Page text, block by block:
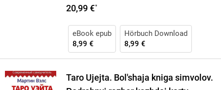
20,99 €*
eBook epub
8,99 €
Hörbuch Download
8,99 €
Taro Ujejta. Bol'shaja kniga simvolov.